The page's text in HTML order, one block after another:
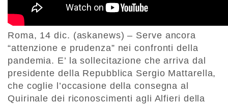
Roma, 14 dic. (askanews) – Serve ancora
“attenzione e prudenza” nei confronti della
pandemia. E’ la sollecitazione che arriva dal
presidente della Repubblica Sergio Mattarella,
che coglie l’occasione della consegna al
Quirinale dei riconoscimenti agli Alfieri della